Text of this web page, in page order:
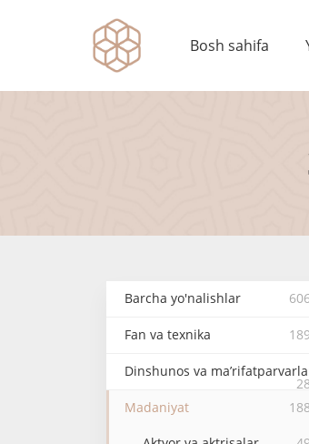
Bosh sahifa
Barcha yo'nalishlar 606
Fan va texnika 189
Dinshunos va
28
Madaniyat
188